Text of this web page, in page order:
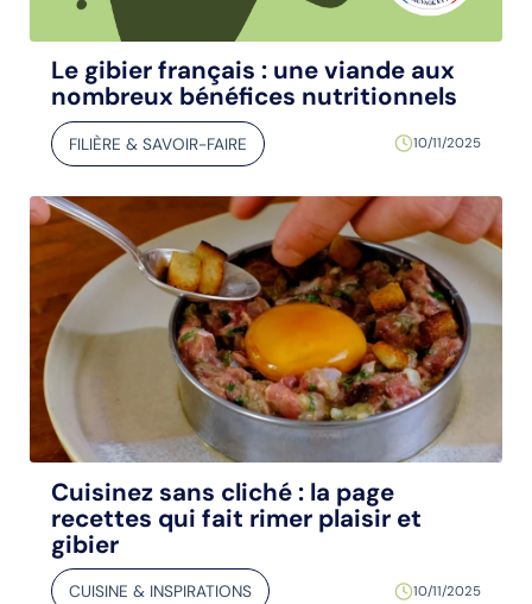
Le gibier français : une viande aux
nombreux bénéfices nutritionnels
FILIÈRE & SAVOIR-FAIRE 10/11/2025
Cuisinez sans cliché : la page
recettes qui fait rimer plaisir et
gibier
CUISINE & INSPIRATIONS 10/11/2025